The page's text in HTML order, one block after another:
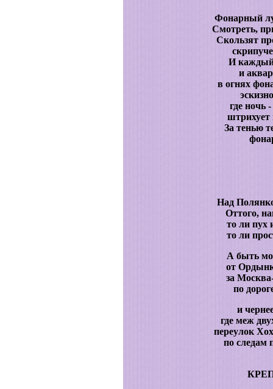
Фонарный
Смотреть,
Скользят
И каждый
и
в огнях
где ночь
штрихует
За тенью
Над
Оттого,
то ли пух
то ли
А быть
от
за
по
и
где меж
переулок
по следам